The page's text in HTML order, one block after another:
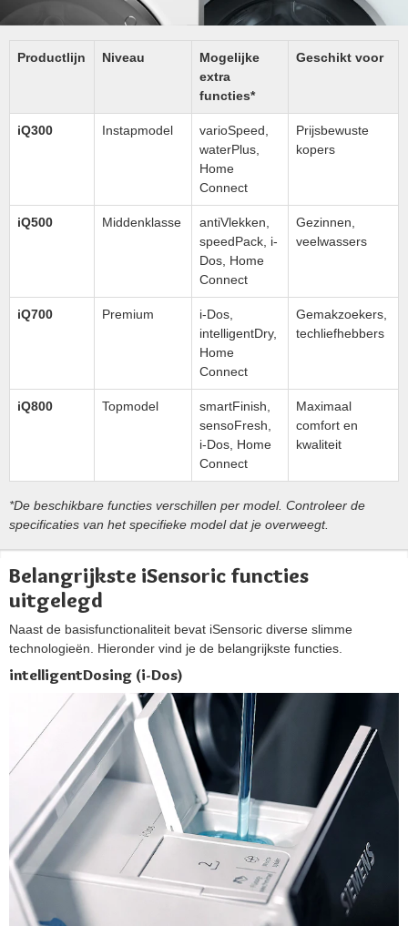
Productlijn Niveau
Mogelijke
extra
functies*
Geschikt voor
iQ300 Instapmodel
varioSpeed,
waterPlus,
Home
Connect
Prijsbewuste
kopers
iQ500 Middenklasse
antiVlekken,
speedPack, i-
Dos, Home
Connect
Gezinnen,
veelwassers
iQ700 Premium
i-Dos,
intelligentDry,
Home
Connect
Gemakzoekers,
techliefhebbers
iQ800 Topmodel
smartFinish,
sensoFresh,
i-Dos, Home
Connect
Maximaal
comfort en
kwaliteit
*De beschikbare functies verschillen per model. Controleer de
specificaties van het specifieke model dat je overweegt.
Belangrijkste iSensoric functies
uitgelegd
Naast de basisfunctionaliteit bevat iSensoric diverse slimme
technologieën. Hieronder vind je de belangrijkste functies.
intelligentDosing (i-Dos)